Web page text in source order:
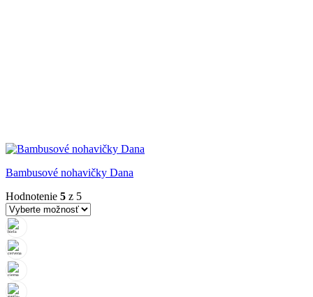
Bambusové nohavičky Dana
Hodnotenie 5 z 5